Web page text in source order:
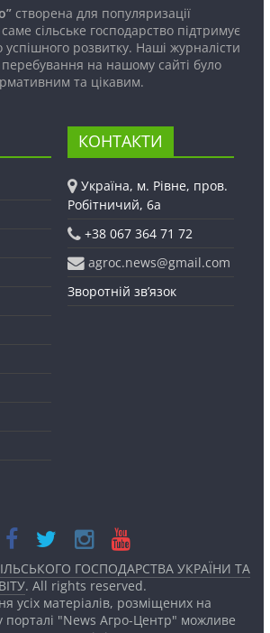
створена для популяризації
сільське господарство підтримує
успішного розвитку. Наші журналісти
на нашому сайті було
та цікавим.
КОНТАКТИ
Україна, м. Рівне, пров.
Робітничий, 6а
+38 067 364 71 72
agroc.news@gmail.com
Зворотній зв’язок
ГОСПОДАРСТВА УКРАЇНИ ТА
. All rights reserved.
усіх матеріалів, розміщених на
порталі "News Агро-Центр" можливе